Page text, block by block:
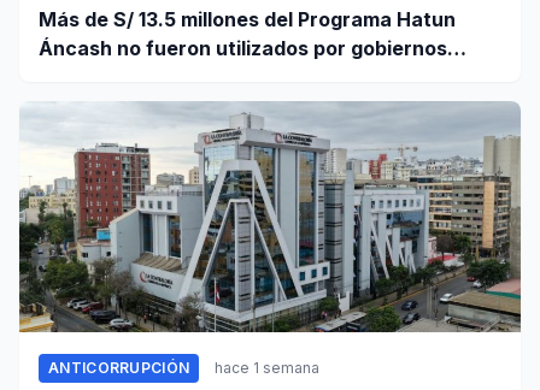
Más de S/ 13.5 millones del Programa Hatun
Áncash no fueron utilizados por gobiernos
ANTICORRUPCIÓN hace 1 semana